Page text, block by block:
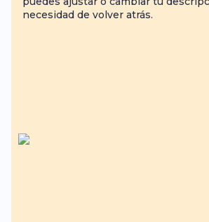
necesidad de volver atrás.